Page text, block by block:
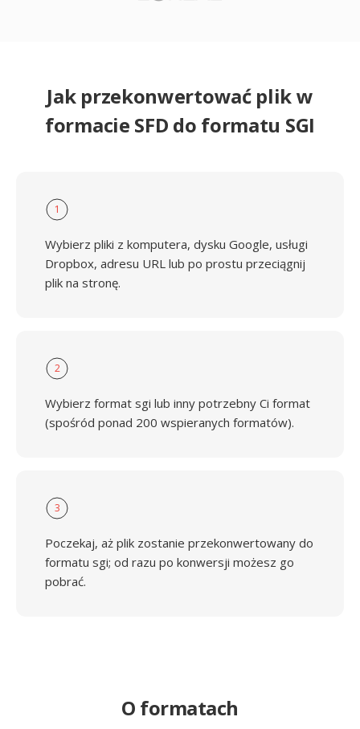
Jak przekonwertować plik w
formacie SFD do formatu SGI
1
Wybierz pliki z komputera, dysku Google, usługi
Dropbox, adresu URL lub po prostu przeciągnij
plik na stronę.
2
Wybierz format sgi lub inny potrzebny Ci format
(spośród ponad 200 wspieranych formatów).
3
Poczekaj, aż plik zostanie przekonwertowany do
formatu sgi; od razu po konwersji możesz go
pobrać.
O formatach